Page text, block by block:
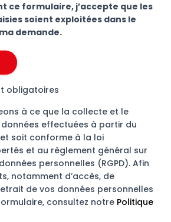
ce formulaire, j’accepte que les
soient exploitées dans le
demande.
obligatoires
à ce que la collecte et le
effectuées à partir du
soit conforme à la loi
et au règlement général sur
personnelles (RGPD). Afin
notamment d’accès, de
de vos données personnelles
consultez notre Politique